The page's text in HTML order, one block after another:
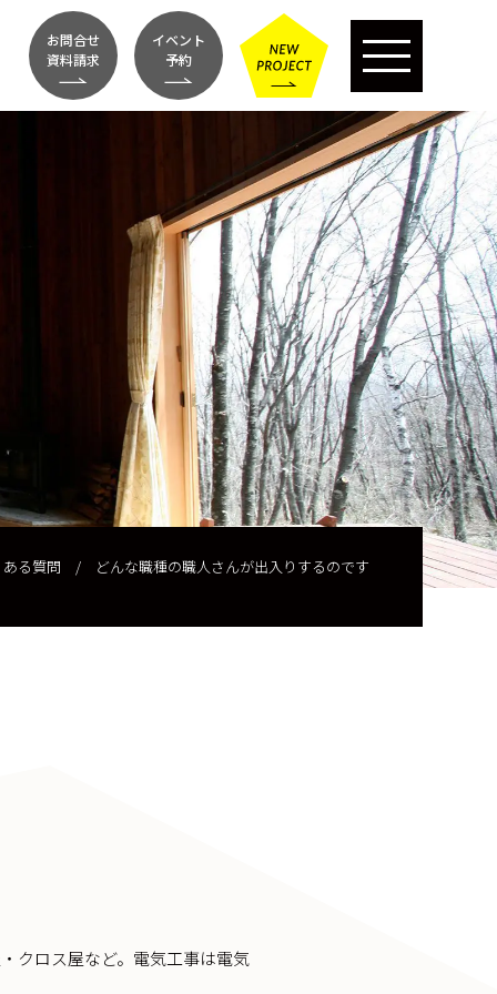
お問合せ
資料請求
イベント
予約
ある質問 /
どんな職種の職人さんが出入りするのです
クロス屋など。電気工事は電気